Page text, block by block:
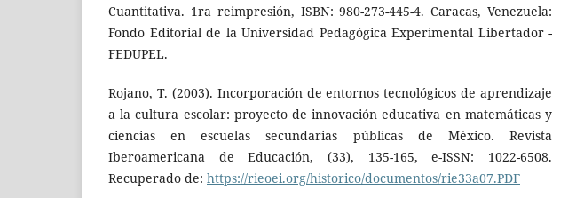
Cuantitativa. 1ra reimpresión, ISBN: 980-273-445-4. Caracas, Venezuela:
Fondo Editorial de la Universidad Pedagógica Experimental Libertador -
FEDUPEL.
Rojano, T. (2003). Incorporación de entornos tecnológicos de aprendizaje
a la cultura escolar: proyecto de innovación educativa en matemáticas y
ciencias en escuelas secundarias públicas de México. Revista
Iberoamericana de Educación, (33), 135-165, e-ISSN: 1022-6508.
Recuperado de: https://rieoei.org/historico/documentos/rie33a07.PDF